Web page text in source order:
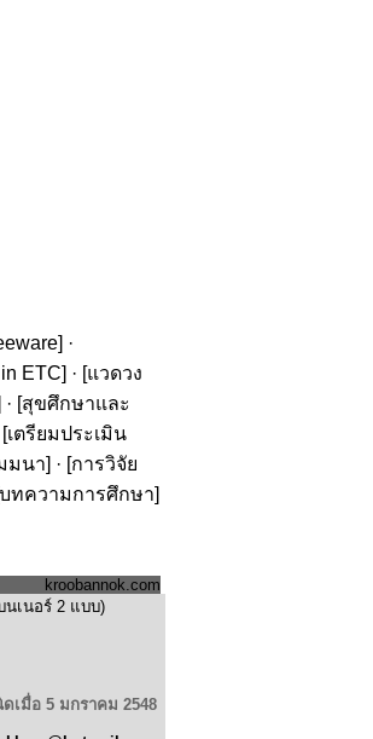
] ·
ETC] · [แวดวง
· [สุขศึกษาและ
[เตรียมประเมิน
มนา] · [การวิจัย
บทความการศึกษา]
kroobannok.com
เนอร์ 2 แบบ)
ดเมื่อ 5 มกราคม 2548